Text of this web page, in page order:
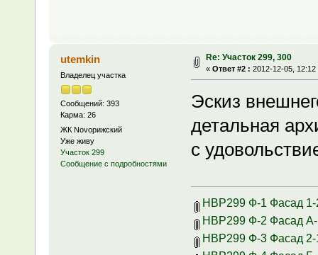
utemkin
Владелец участка
Сообщений: 393
Карма: 26
ЖК Novoрижский
Уже живу
Участок 299
Сообщение с подробностями
Re: Участок 299, 300
« Ответ #2 : 2012-12-05, 12:12
Эскиз
детальная
с
НВР299 Ф-1 Фасад 1-
НВР299 Ф-2 Фасад
НВР299 Ф-3 Фасад 2-